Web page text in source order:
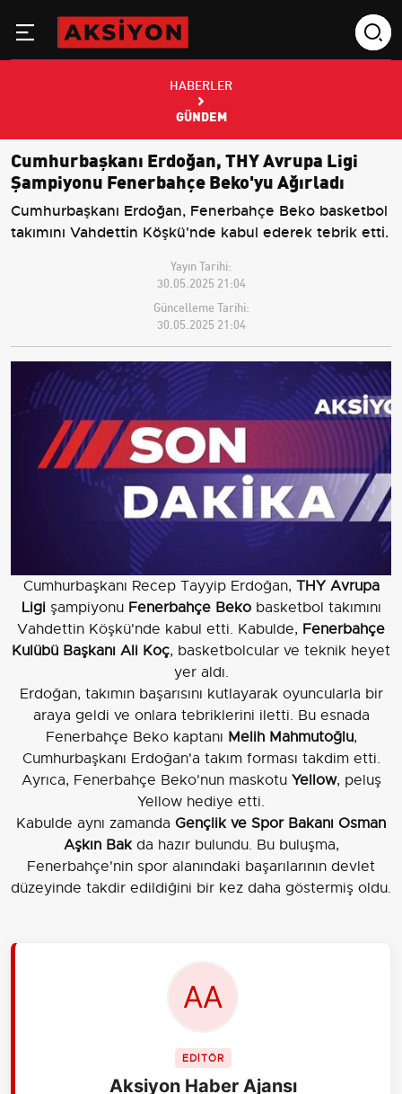
HABERLER
GÜNDEM
Cumhurbaşkanı Erdoğan, THY Avrupa Ligi
Şampiyonu Fenerbahçe Beko'yu Ağırladı
Cumhurbaşkanı Erdoğan, Fenerbahçe Beko basketbol
takımını Vahdettin Köşkü'nde kabul ederek tebrik etti.
Yayın Tarihi:
30.05.2025 21:04
Güncelleme Tarihi:
30.05.2025 21:04
Cumhurbaşkanı Recep Tayyip Erdoğan, THY Avrupa
Ligişampiyonu Fenerbahçe Bekobasketbol takımını
Vahdettin Köşkü'nde kabul etti. Kabulde, Fenerbahçe
Kulübü Başkanı Ali Koç, basketbolcular ve teknik heyet
yer aldı.
Erdoğan, takımın başarısını kutlayarak oyuncularla bir
araya geldi ve onlara tebriklerini iletti. Bu esnada
Fenerbahçe Beko kaptanı Melih Mahmutoğlu,
Cumhurbaşkanı Erdoğan'a takım forması takdim etti.
Ayrıca, Fenerbahçe Beko'nun maskotu Yellow, peluş
Yellow hediye etti.
Kabulde aynı zamanda Gençlik ve Spor Bakanı Osman
Aşkın Bakda hazır bulundu. Bu buluşma,
Fenerbahçe'nin spor alanındaki başarılarının devlet
düzeyinde takdir edildiğini bir kez daha göstermiş oldu.
EDİTÖR
Aksiyon Haber Ajansı